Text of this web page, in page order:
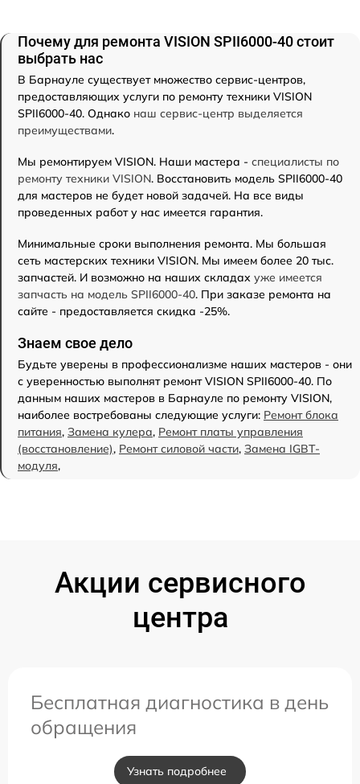
Почему для ремонта VISION SPII6000-40 стоит
выбрать нас
В Барнауле существует множество сервис-центров,
предоставляющих услуги по ремонту техники VISION
SPII6000-40. Однако наш сервис-центр выделяется
преимуществами.
Мы ремонтируем VISION. Наши мастера - специалисты по
ремонту техники VISION. Восстановить модель SPII6000-40
для мастеров не будет новой задачей. На все виды
проведенных работ у нас имеется гарантия.
Минимальные сроки выполнения ремонта. Мы большая
сеть мастерских техники VISION. Мы имеем более 20 тыс.
запчастей. И возможно на наших складах уже имеется
запчасть на модель SPII6000-40. При заказе ремонта на
сайте - предоставляется скидка -25%.
Знаем свое дело
Будьте уверены в профессионализме наших мастеров - они
с уверенностью выполнят ремонт VISION SPII6000-40. По
данным наших мастеров в Барнауле по ремонту VISION,
наиболее востребованы следующие услуги: Ремонт блока
питания, Замена кулера, Ремонт платы управления
(восстановление), Ремонт силовой части, Замена IGBT-
модуля,
Акции сервисного
центра
Бесплатная диагностика в день
обращения
Узнать подробнее